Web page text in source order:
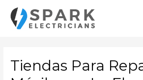
contenido
Tiendas Para